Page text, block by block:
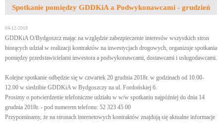
Spotkanie pomiędzy GDDKiA a Podwykonawcami - grudzień
04-12-2018
GDDKiA O/Bydgoszcz mając na względzie zabezpieczenie interesów wszystkich stron
biorących udział w realizacji kontraktów na inwestycjach drogowych, organizuje spotkania
pomiędzy przedstawicielami inwestora a podwykonawcami, dostawcami i usługodawcami.
Kolejne spotkanie odbędzie się w czwartek 20 grudnia 2018r. w godzinach od 10.00-
12.00 w siedzibie GDDKiA w Bydgoszczy na ul. Fordońskiej 6.
Prosimy o potwierdzenie telefoniczne udziału w w/w spotkaniu najpóźniej do dnia 14
grudnia 2018r. - pod numerem telefonu: 52 323 45 00
Przypominamy, że na stronach internetowych kontraktów znajdują się aktualne informacje